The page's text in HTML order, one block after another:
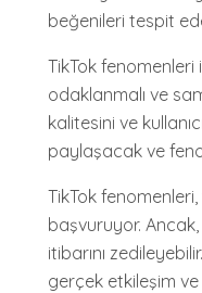
beğenileri tespit
TikTok
odaklanmalı ve
kalitesini ve
paylaşacak ve
TikTok
başvuruyor.
itibarını
gerçek etkileşim